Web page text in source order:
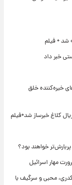
شد + فیلم
خبر داد
خیره‌کننده خلق
کلاغ خبرساز شد+فیلم
خواهند بود؟
مهار اسرائیل
محبی و سرگیف با